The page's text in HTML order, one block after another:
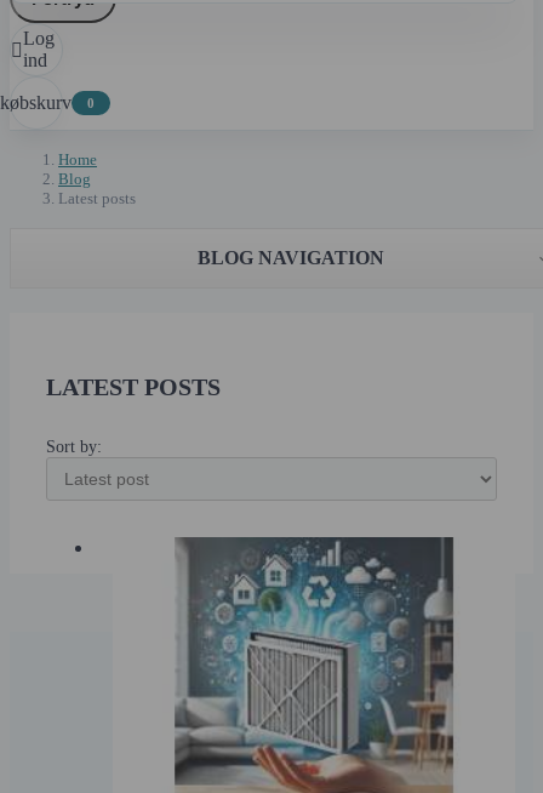

Log
ind
0
Home
Blog
Latest posts
BLOG NAVIGATION
LATEST POSTS
Sort by: